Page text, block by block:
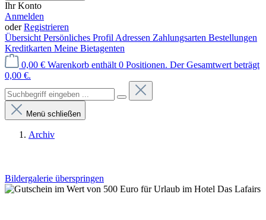
Ihr Konto
Anmelden
oderRegistrieren
Übersicht Persönliches Profil Adressen Zahlungsarten Bestellungen
Kreditkarten Meine Bietagenten
0,00 € Warenkorb enthält 0 Positionen. Der Gesamtwert beträgt
0,00 €.
Menü schließen
Archiv
Bildergalerie überspringen